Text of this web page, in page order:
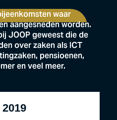
waar
aangesneden worden.
JOOP geweest die de
over zaken als ICT
pensioenen,
en veel meer.